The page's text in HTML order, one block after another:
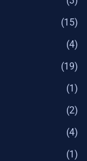
(15)
(4)
(19)
(1)
(2)
(4)
(1)